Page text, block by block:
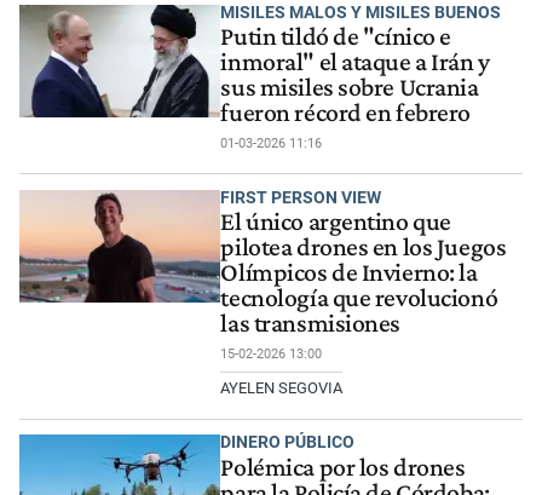
MISILES MALOS Y MISILES BUENOS
Putin tildó de "cínico e
inmoral" el ataque a Irán y
sus misiles sobre Ucrania
fueron récord en febrero
01-03-2026 11:16
FIRST PERSON VIEW
El único argentino que
pilotea drones en los Juegos
Olímpicos de Invierno: la
tecnología que revolucionó
las transmisiones
15-02-2026 13:00
AYELEN SEGOVIA
DINERO PÚBLICO
Polémica por los drones